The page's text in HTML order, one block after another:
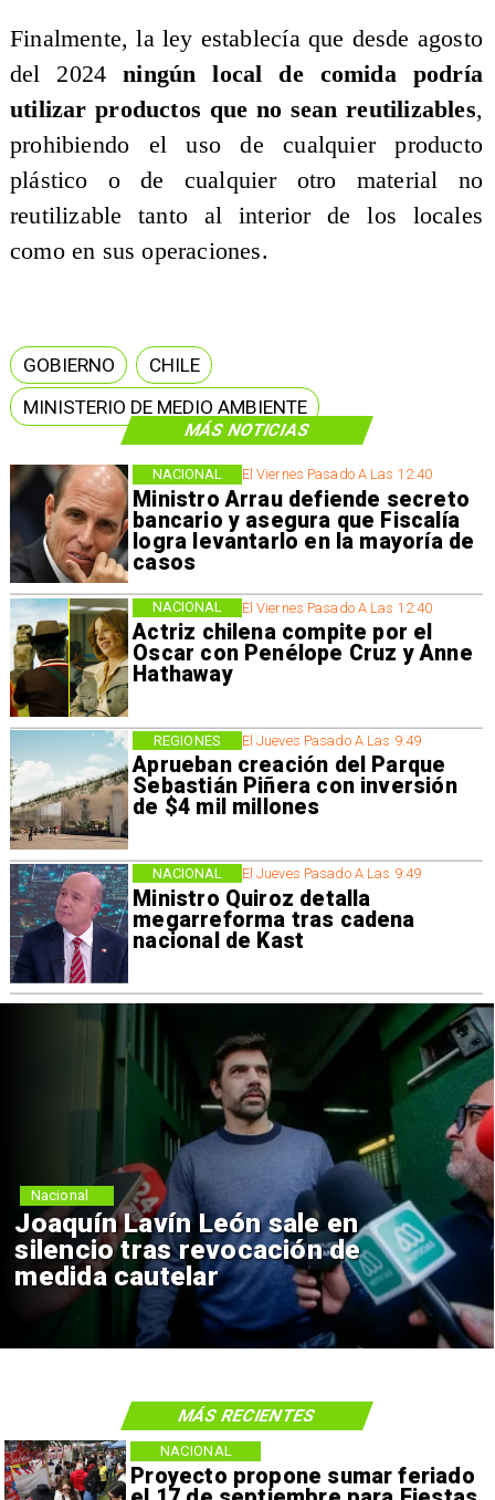
MÁS NOTICIAS
El Viernes Pasado A Las 12:40
Ministro Arrau defiende secreto
bancario y asegura que Fiscalía
logra levantarlo en la mayoría de
casos
NACIONAL
El Viernes Pasado A Las 12:40
Actriz chilena compite por el
Oscar con Penélope Cruz y Anne
Hathaway
NACIONAL
El Jueves Pasado A Las 9:49
Aprueban creación del Parque
Sebastián Piñera con inversión
de $4 mil millones
REGIONES
El Jueves Pasado A Las 9:49
Ministro Quiroz detalla
megarreforma tras cadena
nacional de Kast
NACIONAL
Finalmente, la ley establecía que desde agosto
del 2024ningún local de comida podría
utilizar productos que no sean reutilizables,
prohibiendo el uso de cualquier producto
plástico o de cualquier otro material no
reutilizable tanto al interior de los locales
como en sus operaciones.
GOBIERNO
CHILE
MINISTERIO DE MEDIO AMBIENTE
Joaquín Lavín León sale en
silencio tras revocación de
medida cautelar
Nacional
Proyecto propone sumar feriado
NACIONAL
MÁS RECIENTES